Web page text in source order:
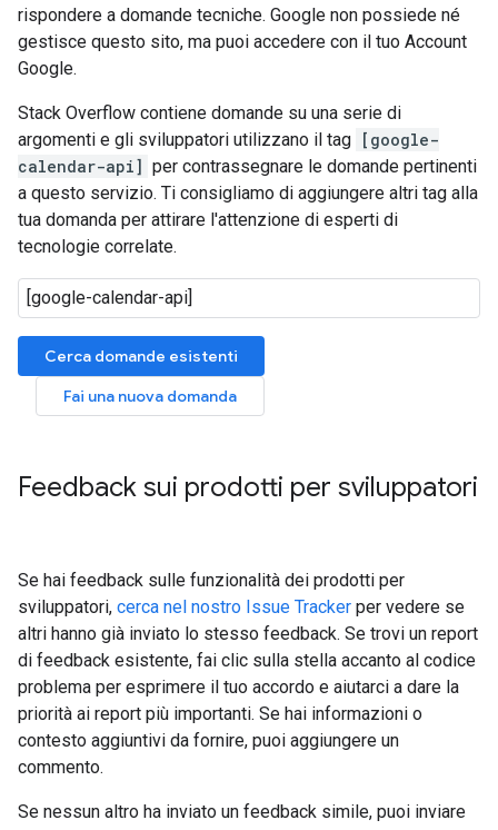
rispondere a domande tecniche. Google non possiede né
gestisce questo sito, ma puoi accedere con il tuo Account
Google.
Stack Overflow contiene domande su una serie di
argomenti e gli sviluppatori utilizzano il tag [google-
calendar-api] per contrassegnare le domande pertinenti
a questo servizio. Ti consigliamo di aggiungere altri tag alla
tua domanda per attirare l'attenzione di esperti di
tecnologie correlate.
Cerca domande esistenti
Fai una nuova domanda
Feedback sui prodotti per sviluppatori
Se hai feedback sulle funzionalità dei prodotti per
sviluppatori, cerca nel nostro Issue Tracker per vedere se
altri hanno già inviato lo stesso feedback. Se trovi un report
di feedback esistente, fai clic sulla stella accanto al codice
problema per esprimere il tuo accordo e aiutarci a dare la
priorità ai report più importanti. Se hai informazioni o
contesto aggiuntivi da fornire, puoi aggiungere un
commento.
Se nessun altro ha inviato un feedback simile, puoi inviare